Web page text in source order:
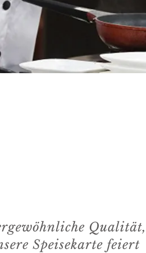
Qualität,
Speisekarte feiert